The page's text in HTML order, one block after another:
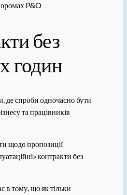
P&O
без
годин
де спроби одночасно бути
та працівників
щодо пропозиції
контракти без
в тому, що як тільки